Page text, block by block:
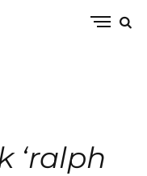
‘ralph